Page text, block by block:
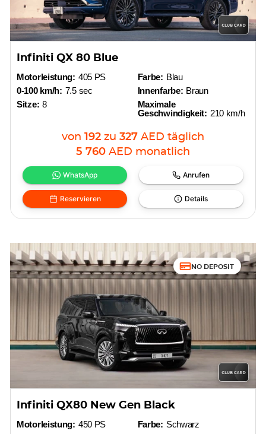
Infiniti QX 80 Blue
Motorleistung: 405 PS
0-100 km/h: 7.5 sec
Sitze: 8
Farbe: Blau
Innenfarbe: Braun
Maximale
Geschwindigkeit: 210 km/h
von 192 zu 327 AED täglich
5 760 AED monatlich
WhatsApp Anrufen
Reservieren Details
NO DEPOSIT
Infiniti QX80 New Gen Black
Motorleistung: 450 PS
Farbe: Schwarz